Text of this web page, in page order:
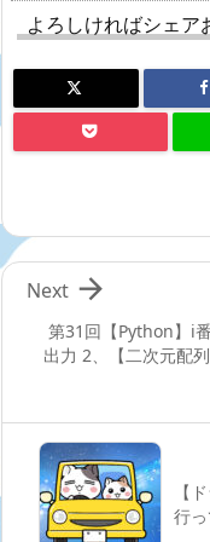
よろしければシェア
第31回【Python】i
出力 2、【二次元配

Next
【
行っ